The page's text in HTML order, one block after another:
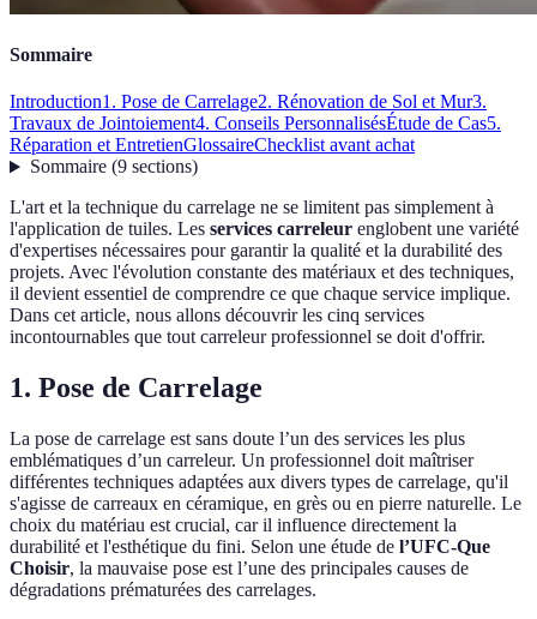
Sommaire
Introduction1. Pose de Carrelage2. Rénovation de Sol et Mur3.
Travaux de Jointoiement4. Conseils PersonnalisésÉtude de Cas5.
Réparation et EntretienGlossaireChecklist avant achat
Sommaire(9 sections)
L'art et la technique du carrelage ne se limitent pas simplement à
l'application de tuiles. Les services carreleur englobent une variété
d'expertises nécessaires pour garantir la qualité et la durabilité des
projets. Avec l'évolution constante des matériaux et des techniques,
il devient essentiel de comprendre ce que chaque service implique.
Dans cet article, nous allons découvrir les cinq services
incontournables que tout carreleur professionnel se doit d'offrir.
1. Pose de Carrelage
La pose de carrelage est sans doute l’un des services les plus
emblématiques d’un carreleur. Un professionnel doit maîtriser
différentes techniques adaptées aux divers types de carrelage, qu'il
s'agisse de carreaux en céramique, en grès ou en pierre naturelle. Le
choix du matériau est crucial, car il influence directement la
durabilité et l'esthétique du fini. Selon une étude de l’UFC-Que
Choisir, la mauvaise pose est l’une des principales causes de
dégradations prématurées des carrelages.